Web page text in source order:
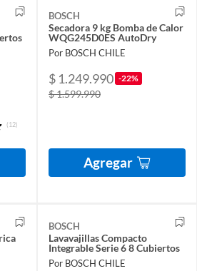
(12)
BOSCH
Secadora 9 kg Bomba de Calor
WQG245D0ES AutoDry
Por BOSCH CHILE
$ 1.249.990 -22%
$ 1.599.990
Agregar
BOSCH
Lavavajillas Compacto
Integrable Serie 6 8 Cubiertos
Por BOSCH CHILE